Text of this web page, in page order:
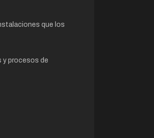
que los
y procesos de